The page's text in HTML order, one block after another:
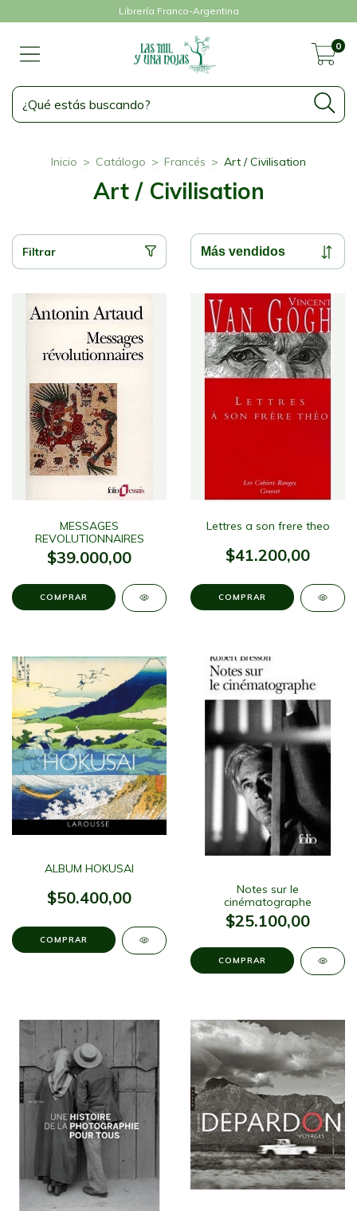
Librería Franco-Argentina
0
Inicio > Catálogo > Francés > Art / Civilisation
Art / Civilisation
Filtrar
MESSAGES
REVOLUTIONNAIRES
$39.000,00
Lettres a son frere theo
$41.200,00
ALBUM HOKUSAI
$50.400,00
Notes sur le
cinématographe
$25.100,00